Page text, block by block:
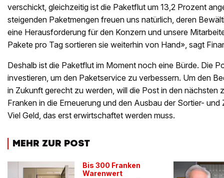
verschickt, gleichzeitig ist die Paketflut um 13,2 Prozent
steigenden Paketmengen freuen uns natürlich, deren
eine Herausforderung für den Konzern und unsere
Pakete pro Tag sortieren sie weiterhin von Hand», sagt
Deshalb ist die Paketflut im Moment noch eine Bürde. Die
investieren, um den Paketservice zu verbessern. Um den
in Zukunft gerecht zu werden, will die Post in den nächsten
Franken in die Erneuerung und den Ausbau der Sortier-
Viel Geld, das erst erwirtschaftet werden muss.
MEHR ZUR POST
Bis 300 Franken
Warenwert